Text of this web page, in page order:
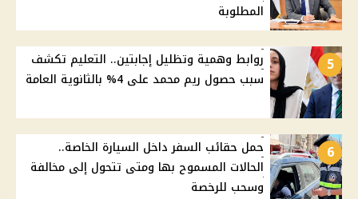
المطلوبة
5
روابط وهمية وتظليل إجابتين.. التعليم تكشف
سبب حصول ريم محمد على 4% بالثانوية العامة
6
حمل حقائب السفر داخل السيارة الخاصة..
الحالات المسموح بها ومتى تتحول إلى مخالفة
وسحب للرخصة